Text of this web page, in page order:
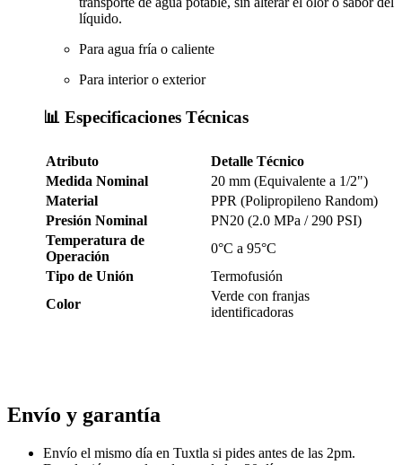
líquido.
Para agua fría o caliente
Para interior o exterior
📊 Especificaciones Técnicas
Atributo
Detalle Técnico
Medida Nominal
20 mm (Equivalente a 1/2")
Material
PPR (Polipropileno Random)
Presión Nominal
PN20 (2.0 MPa / 290 PSI)
Temperatura de
Operación
0°C a 95°C
Tipo de Unión
Termofusión
Color
Verde con franjas
identificadoras
Envío y garantía
Envío el mismo día en Tuxtla si pides antes de las 2pm.